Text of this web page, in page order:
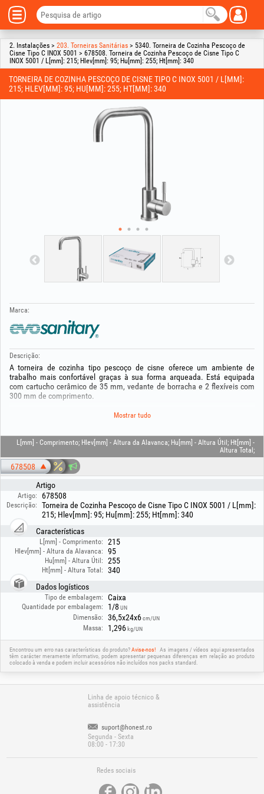
2. Instalações > 203. Torneiras Sanitárias > 5340. Torneira de Cozinha Pescoço de
Cisne Tipo C INOX 5001 > 678508. Torneira de Cozinha Pescoço de Cisne Tipo C
INOX 5001 / L[mm]: 215; Hlev[mm]: 95; Hu[mm]: 255; Ht[mm]: 340
TORNEIRA DE COZINHA PESCOÇO DE CISNE TIPO C INOX 5001 / L[MM]:
215; HLEV[MM]: 95; HU[MM]: 255; HT[MM]: 340
Marca:
Descrição:
A torneira de cozinha tipo pescoço de cisne oferece um ambiente de
trabalho mais confortável graças à sua forma arqueada. Está equipada
com cartucho cerâmico de 35 mm, vedante de borracha e 2 flexíveis com
300 mm de comprimento.
A torneira é monocomando, com construção robusta em aço inoxidável e
Graças ao sistema EASY FIX 1/2" a instalação é fácil.
Para manutenção, recomenda-se limpeza frequente com produtos não
agressivos e pano macio.
Garantia 5 ANOS!
Mostrar tudo
L[mm] - Comprimento; Hlev[mm] - Altura da Alavanca; Hu[mm] - Altura Útil; Ht[mm] -
Altura Total;
678508
Artigo
Artigo: 678508
Descrição:
Torneira de Cozinha Pescoço de Cisne Tipo C INOX 5001 / L[mm]:
215; Hlev[mm]: 95; Hu[mm]: 255; Ht[mm]: 340
Características
L[mm] - Comprimento: 215
Hlev[mm] - Altura da Alavanca: 95
Hu[mm] - Altura Útil: 255
Ht[mm] - Altura Total:
340
Dados logísticos
Tipo de embalagem: Caixa
Quantidade por embalagem: 1/8 UN
Dimensão: 36,5x24x6cm/UN
Massa: 1,296 kg/UN
Encontrou um erro nas características do produto?Avise-nos!
As imagens / vídeos aqui apresentados
têm carácter meramente informativo, podem apresentar pequenas diferenças em relação ao produto
colocado à venda e podem incluir acessórios não incluídos nos packs standard.
Linha de apoio técnico &
assistência
suport@honest.ro
Segunda - Sexta
08:00 - 17:30
Redes sociais